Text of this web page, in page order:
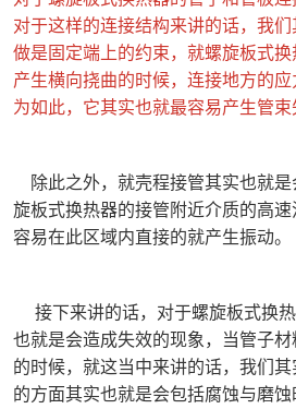
对于这样的连接结构来讲的话，我
做是固定端上的约束，就螺旋板式
产生横向挠曲的时候，连接地方的
为如此，它其实也就最容易产生管束
除此之外，就壳程接管其实也就是
旋板式换热器的接管附近介质的高
容易在此区域内直接的就产生振动。
接下来讲的话，对于螺旋板式换
也就是会造成失效的现象，当管子
的时候，就这当中来讲的话，我们
的方面其实也就是会包括腐蚀与磨